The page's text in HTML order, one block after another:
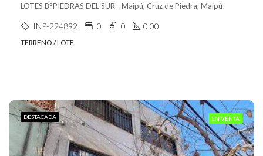
LOTES B°PIEDRAS DEL SUR - Maipú, Cruz de Piedra, Maipú
INP-224892 0 0 0.00
TERRENO / LOTE
DESTACADA EN VENTA